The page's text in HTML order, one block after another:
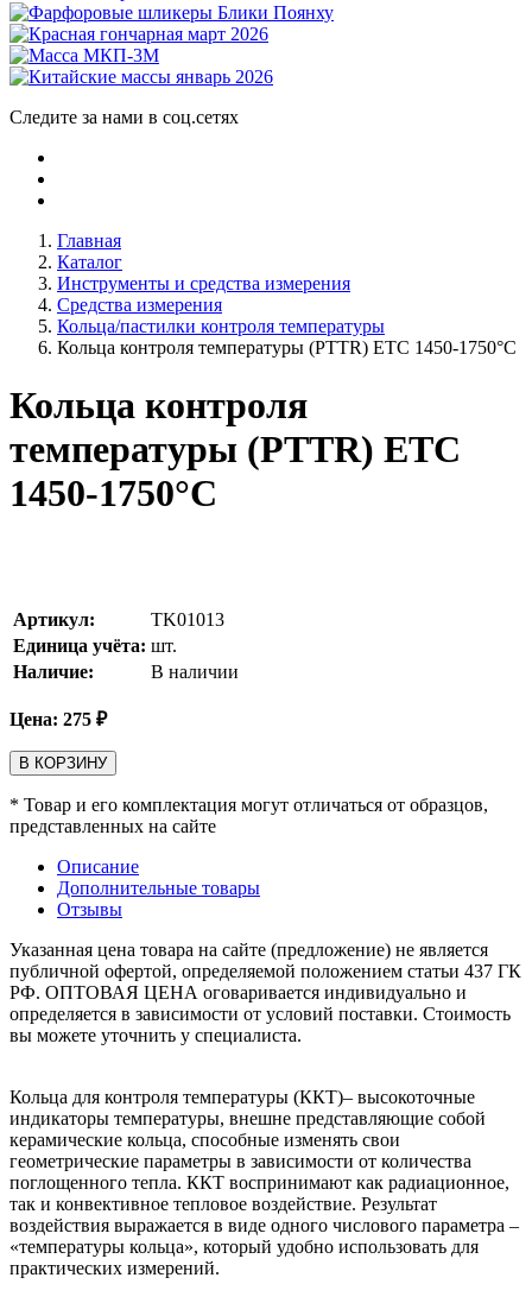
Следите за нами в соц.сетях
Главная
Каталог
Инструменты и средства измерения
Средства измерения
Кольца/пастилки контроля температуры
Кольца контроля температуры (PTTR) ETC 1450-1750°С
Кольца контроля
температуры (PTTR) ETC
1450-1750°С
Артикул:
TK01013
Единица учёта: шт.
Наличие:
В наличии
Цена: 275 ₽
В КОРЗИНУ
* Товар и его комплектация могут отличаться от образцов,
представленных на сайте
Описание
Дополнительные товары
Отзывы
Указанная цена товара на сайте (предложение) не является
публичной офертой, определяемой положением статьи 437 ГК
РФ. ОПТОВАЯ ЦЕНА оговаривается индивидуально и
определяется в зависимости от условий поставки. Стоимость
вы можете уточнить у специалиста.
Кольца для контроля температуры (ККТ)– высокоточные
индикаторы температуры, внешне представляющие собой
керамические кольца, способные изменять свои
геометрические параметры в зависимости от количества
поглощенного тепла. ККТ воспринимают как радиационное,
так и конвективное тепловое воздействие. Результат
воздействия выражается в виде одного числового параметра –
«температуры кольца», который удобно использовать для
практических измерений.